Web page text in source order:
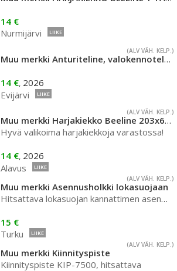
14 €
Nurmijärvi
LIIKE
(ALV VÄH. KELP.)
Muu merkki Anturiteline, valokennoteline
14 €, 2026
Evijärvi
LIIKE
(ALV VÄH. KELP.)
Muu merkki Harjakiekko Beeline 203x650 2,5 2N
Hyvä valikoima harjakiekkoja varastossa!
14 €, 2026
Alavus
LIIKE
(ALV VÄH. KELP.)
Muu merkki Asennusholkki lokasuojaan
Hitsattava lokasuojan kannattimen asennusholkki
15 €
Turku
LIIKE
(ALV VÄH. KELP.)
Muu merkki Kiinnityspiste
Kiinnityspiste KIP-7500, hitsattava